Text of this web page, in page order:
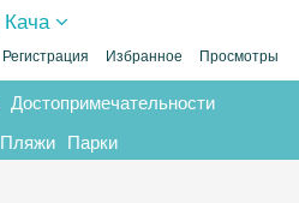
Кача
Регистрация Избранное Просмотры
Достопримечательности
Пляжи Парки